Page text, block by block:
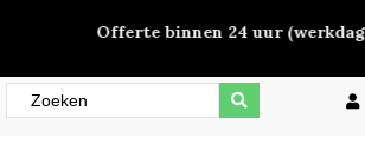
Offerte binnen 24 uur
Filter
Prijs